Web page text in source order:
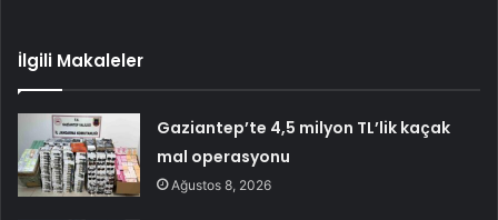
İlgili Makaleler
Gaziantep’te 4,5 milyon TL’lik kaçak
mal operasyonu
Ağustos 8, 2026